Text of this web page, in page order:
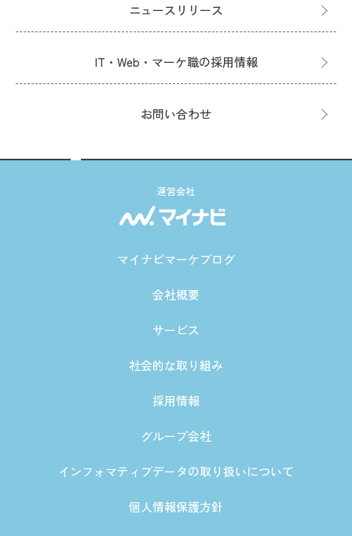
ニュースリリース
IT・Web・マーケ職の採用情報
お問い合わせ
運営会社
マイナビマーケブログ
会社概要
サービス
社会的な取り組み
採用情報
グループ会社
インフォマティブデータの取り扱いについて
個人情報保護方針